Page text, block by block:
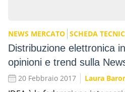
NEWS MERCATO SCHEDA
Distribuzione elettronica
opinioni e trend sulla
20 Febbraio 2017 Laura